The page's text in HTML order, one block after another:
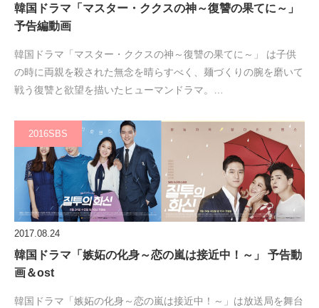
韓国ドラマ「マスター・ククスの神～復讐の果てに～」
予告編動画
韓国ドラマ「マスター・ククスの神～復讐の果てに～」 は子供
の時に両親を殺された無念を晴らすべく、麺づくりの腕を磨いて
戦う復讐と欲望を描いたヒューマンドラマ。…
2016SBS
2017.08.24
韓国ドラマ「嫉妬の化身～恋の嵐は接近中！～」 予告動
画＆ost
韓国ドラマ「嫉妬の化身～恋の嵐は接近中！～」は放送局を舞台